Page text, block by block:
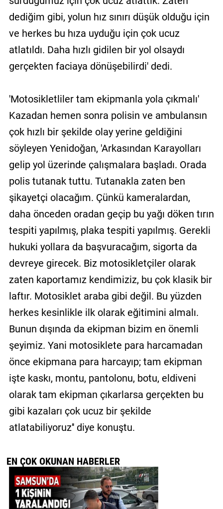
dediğim gibi, yolun hız sınırı düşük olduğu için
ve herkes bu hıza uyduğu için çok ucuz
atlatıldı. Daha hızlı gidilen bir yol olsaydı
gerçekten faciaya dönüşebilirdi' dedi.
'Motosikletliler tam ekipmanla yola çıkmalı'
Kazadan hemen sonra polisin ve ambulansın
çok hızlı bir şekilde olay yerine geldiğini
söyleyen Yenidoğan, 'Arkasından Karayolları
gelip yol üzerinde çalışmalara başladı. Orada
polis tutanak tuttu. Tutanakla zaten ben
şikayetçi olacağım. Çünkü kameralardan,
daha önceden oradan geçip bu yağı döken tırın
tespiti yapılmış, plaka tespiti yapılmış. Gerekli
hukuki yollara da başvuracağım, sigorta da
devreye girecek. Biz motosikletçiler olarak
zaten kaportamız kendimiziz, bu çok klasik bir
laftır. Motosiklet araba gibi değil. Bu yüzden
herkes kesinlikle ilk olarak eğitimini almalı.
Bunun dışında da ekipman bizim en önemli
şeyimiz. Yani motosiklete para harcamadan
önce ekipmana para harcayıp; tam ekipman
işte kaskı, montu, pantolonu, botu, eldiveni
olarak tam ekipman çıkarlarsa gerçekten bu
gibi kazaları çok ucuz bir şekilde
atlatabiliyoruz'' diye konuştu.
EN ÇOK OKUNAN HABERLER